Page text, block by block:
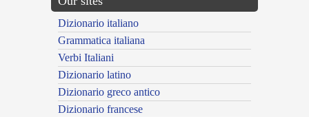
Dizionario italiano
Grammatica italiana
Verbi Italiani
Dizionario latino
Dizionario greco antico
Dizionario francese